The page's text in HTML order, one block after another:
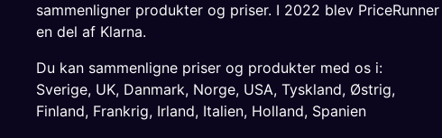
sammenligner produkter og priser. I 2022 blev PriceRunner
en del af Klarna.
Du kan sammenligne priser og produkter med os i:
Sverige, UK, Danmark, Norge, USA, Tyskland, Østrig,
Finland, Frankrig, Irland, Italien, Holland, Spanien